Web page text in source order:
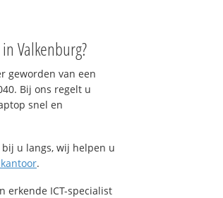
Valkenburg?
geworden van een
Bij ons regelt u
snel en
u langs, wij helpen u
.
erkende ICT-specialist